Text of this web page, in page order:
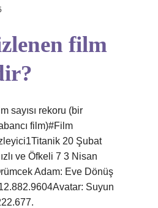
film
sayısı rekoru (bir
film)#Film
20 Şubat
ve Öfkeli 7 3 Nisan
Adam: Eve Dönüş
Suyun